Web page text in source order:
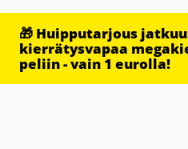
🎁 Huipputarjous
kierrätysvapaa
peliin - vain 1 eurolla!